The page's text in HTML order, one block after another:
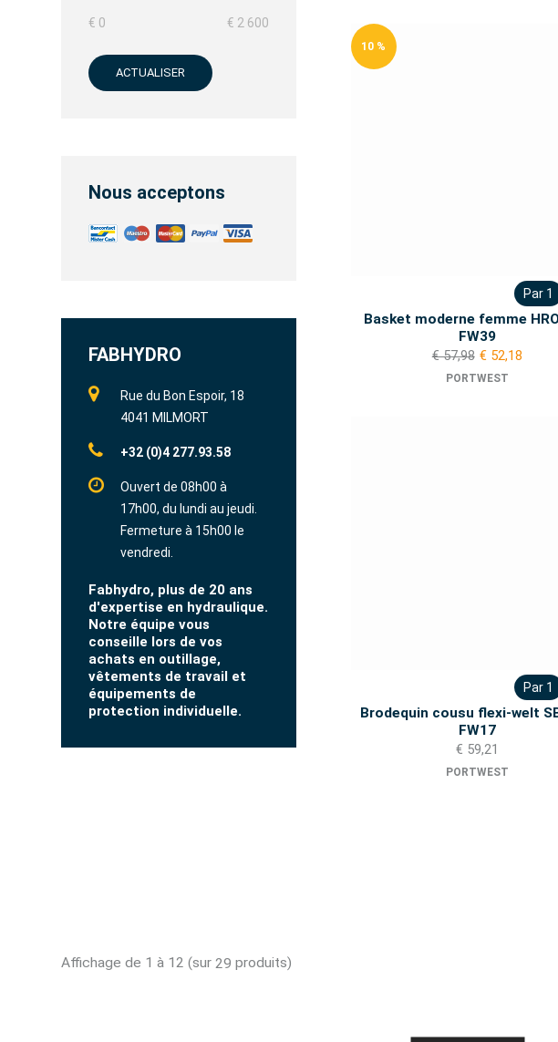
10 %
Par 1
Basket moderne femme
FW39
€ 57,98 € 52,18
PORTWEST
Par 1
Brodequin cousu flexi-welt
FW17
€ 59,21
PORTWEST
€ 0 € 2 600
ACTUALISER
Nous acceptons
FABHYDRO
Rue du Bon Espoir, 18
4041 MILMORT
+32 (0)4 277.93.58
Ouvert de 08h00 à
17h00, du lundi au jeudi.
Fermeture à 15h00 le
vendredi.
Fabhydro, plus de 20 ans
d'expertise en hydraulique.
Notre équipe vous
conseille lors de vos
achats en outillage,
vêtements de travail et
équipements de
protection individuelle.
Affichage de 1 à 12 (sur 29 produits)